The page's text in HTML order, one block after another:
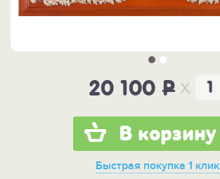
20 100 P x
В корзину
Быстрая покупка 1 клик